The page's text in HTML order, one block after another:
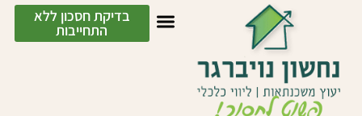
בדיקת חסכון ללא
התחייבות